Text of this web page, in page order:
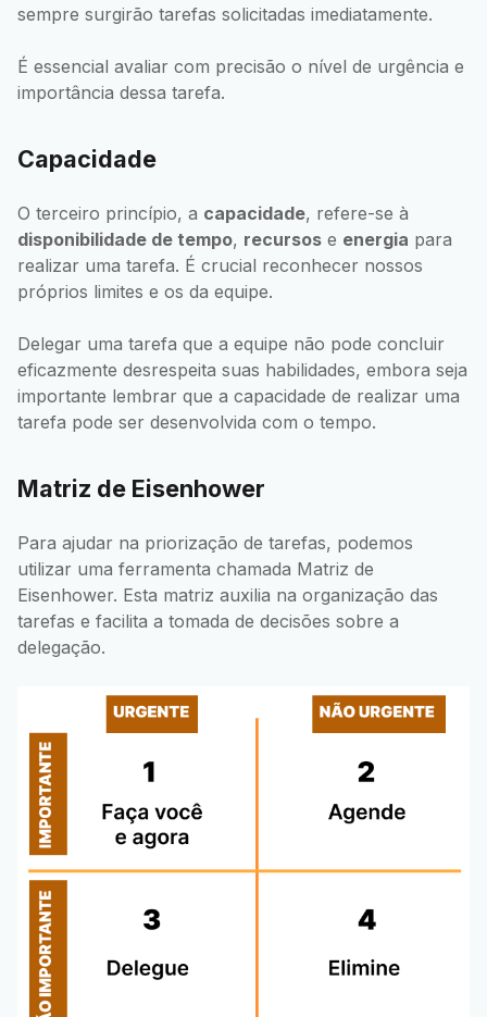
sempre surgirão tarefas solicitadas imediatamente.
É essencial avaliar com precisão o nível de urgência e
importância dessa tarefa.
Capacidade
O terceiro princípio, a capacidade, refere-se à
disponibilidade de tempo, recursos e energia para
realizar uma tarefa. É crucial reconhecer nossos
próprios limites e os da equipe.
Delegar uma tarefa que a equipe não pode concluir
eficazmente desrespeita suas habilidades, embora seja
importante lembrar que a capacidade de realizar uma
tarefa pode ser desenvolvida com o tempo.
Matriz de Eisenhower
Para ajudar na priorização de tarefas, podemos
utilizar uma ferramenta chamada Matriz de
Eisenhower. Esta matriz auxilia na organização das
tarefas e facilita a tomada de decisões sobre a
delegação.